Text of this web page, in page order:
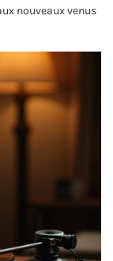
nouveaux venus